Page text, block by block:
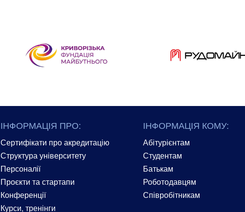
ІНФОРМАЦІЯ ПРО:
Сертифікати про акредитацію
Структура університету
Персоналії
Проєкти та стартапи
Конференції
Курси, тренінги
ІНФОРМАЦІЯ КОМУ:
Абітурієнтам
Студентам
Батькам
Роботодавцям
Співробітникам